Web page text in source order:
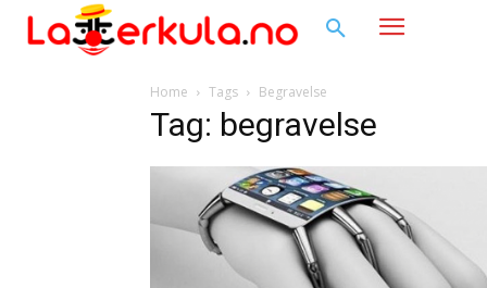
Home Tags Begravelse
Tag: begravelse